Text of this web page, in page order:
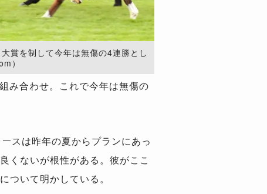
賞を制して今年は無傷の4連勝とし
）
み合わせ。これで今年は無傷の
スは昨年の夏からプランにあっ
くないが根性がある。彼がここ
ついて明かしている。